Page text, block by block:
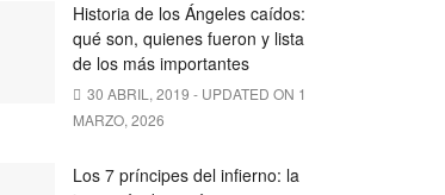
Historia de los Ángeles caídos:
qué son, quienes fueron y lista
de los más importantes
30 ABRIL, 2019 - UPDATED ON 1
MARZO, 2026
Los 7 príncipes del infierno: la